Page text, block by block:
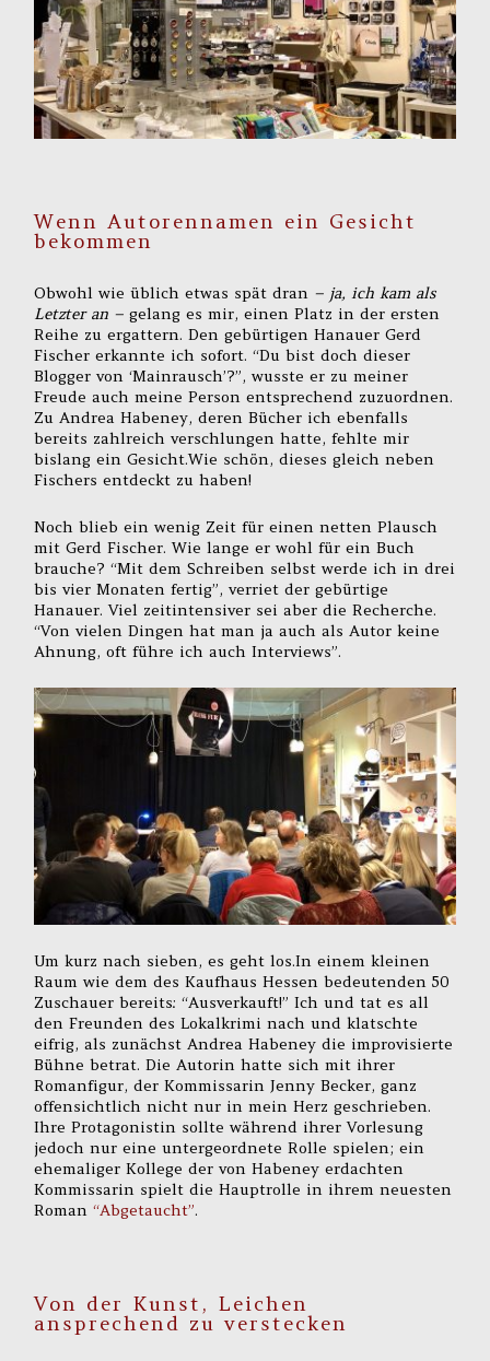
Wenn Autorennamen ein Gesicht
bekommen
Obwohl wie üblich etwas spät dran – ja, ich kam als
Letzter an – gelang es mir, einen Platz in der ersten
Reihe zu ergattern. Den gebürtigen Hanauer Gerd
Fischer erkannte ich sofort. “Du bist doch dieser
Blogger von ‘Mainrausch’?”, wusste er zu meiner
Freude auch meine Person entsprechend zuzuordnen.
Zu Andrea Habeney, deren Bücher ich ebenfalls
bereits zahlreich verschlungen hatte, fehlte mir
bislang ein Gesicht.Wie schön, dieses gleich neben
Fischers entdeckt zu haben!
Noch blieb ein wenig Zeit für einen netten Plausch
mit Gerd Fischer. Wie lange er wohl für ein Buch
brauche? “Mit dem Schreiben selbst werde ich in drei
bis vier Monaten fertig”, verriet der gebürtige
Hanauer. Viel zeitintensiver sei aber die Recherche.
“Von vielen Dingen hat man ja auch als Autor keine
Ahnung, oft führe ich auch Interviews”.
Um kurz nach sieben, es geht los.In einem kleinen
Raum wie dem des Kaufhaus Hessen bedeutenden 50
Zuschauer bereits: “Ausverkauft!” Ich und tat es all
den Freunden des Lokalkrimi nach und klatschte
eifrig, als zunächst Andrea Habeney die improvisierte
Bühne betrat. Die Autorin hatte sich mit ihrer
Romanfigur, der Kommissarin Jenny Becker, ganz
offensichtlich nicht nur in mein Herz geschrieben.
Ihre Protagonistin sollte während ihrer Vorlesung
jedoch nur eine untergeordnete Rolle spielen; ein
ehemaliger Kollege der von Habeney erdachten
Kommissarin spielt die Hauptrolle in ihrem neuesten
Roman“Abgetaucht”.
Von der Kunst, Leichen
ansprechend zu verstecken